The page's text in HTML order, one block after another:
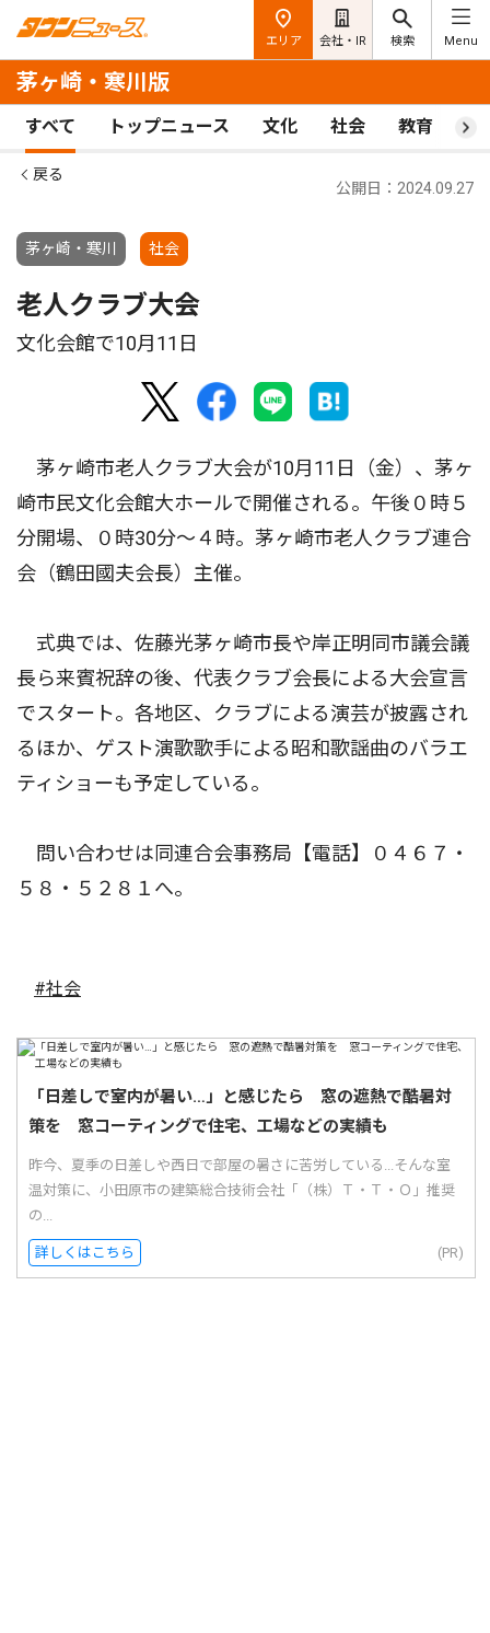
エリア 会社・IR 検索 Menu
茅ヶ崎・寒川版
すべて トップニュース 文化 社会 教育 ス
戻る
茅ヶ崎・寒川 社会
公開日：2024.09.27
老人クラブ大会
文化会館で10月11日
茅ヶ崎市老人クラブ大会が10月11日（金）、茅ヶ
崎市民文化会館大ホールで開催される。午後０時５
分開場、０時30分〜４時。茅ヶ崎市老人クラブ連合
会（鶴田國夫会長）主催。
式典では、佐藤光茅ヶ崎市長や岸正明同市議会議
長ら来賓祝辞の後、代表クラブ会長による大会宣言
でスタート。各地区、クラブによる演芸が披露され
るほか、ゲスト演歌歌手による昭和歌謡曲のバラエ
ティショーも予定している。
問い合わせは同連合会事務局【電話】０４６７・
５８・５２８１へ。
#社会
「日差しで室内が暑い…」と感じたら 窓の遮熱で酷暑対
策を 窓コーティングで住宅、工場などの実績も
昨今、夏季の日差しや西日で部屋の暑さに苦労している...そんな室
温対策に、小田原市の建築総合技術会社「（株）Ｔ・Ｔ・Ｏ」推奨
の...
詳しくはこちら (PR)